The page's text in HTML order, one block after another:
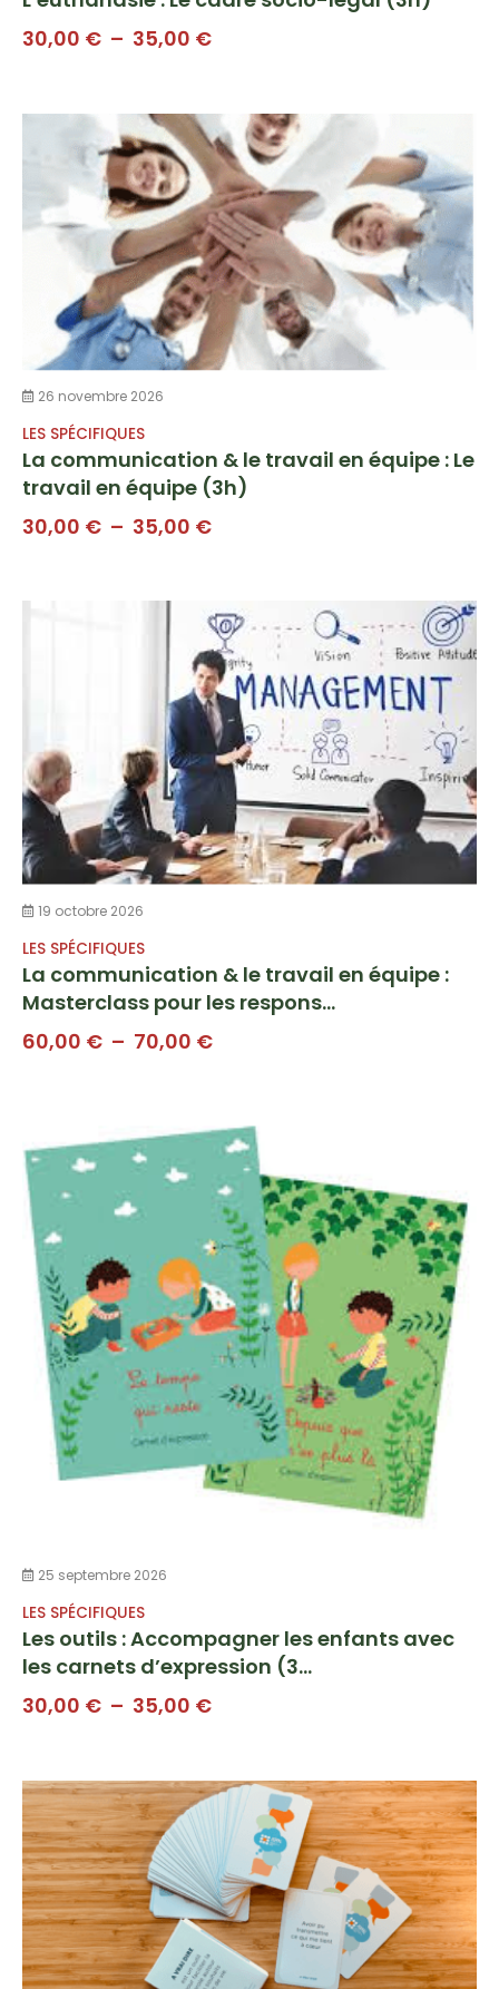
30,00 € – 35,00 €Plage
30,00 €
à
35,00 €
26 novembre 2026
LES SPÉCIFIQUES
La communication & le travail en équipe : Le
travail en équipe (3h)
30,00 € – 35,00 €Plage
30,00 €
à
35,00 €
19 octobre 2026
LES SPÉCIFIQUES
La communication & le travail en équipe :
Masterclass pour les respons...
60,00 € – 70,00 €Plage
60,00 €
à
70,00 €
25 septembre 2026
LES SPÉCIFIQUES
Les outils : Accompagner les enfants avec
les carnets d’expression (3...
30,00 € – 35,00 €Plage
30,00 €
à
35,00 €